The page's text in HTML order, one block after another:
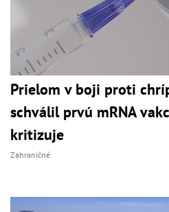
Prielom v boji proti
schválil prvú mRNA
kritizuje
Zahraničné